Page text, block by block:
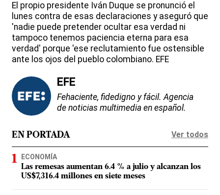
El propio presidente Iván Duque se pronunció el
lunes contra de esas declaraciones y aseguró que
'nadie puede pretender ocultar esa verdad ni
tampoco tenemos paciencia eterna para esa
verdad' porque 'ese reclutamiento fue ostensible
ante los ojos del pueblo colombiano. EFE
EFE
Fehaciente, fidedigno y fácil. Agencia
de noticias multimedia en español.
EN PORTADA Ver todos
ECONOMÍA
Las remesas aumentan 6.4 % a julio y alcanzan los
US$7,316.4 millones en siete meses